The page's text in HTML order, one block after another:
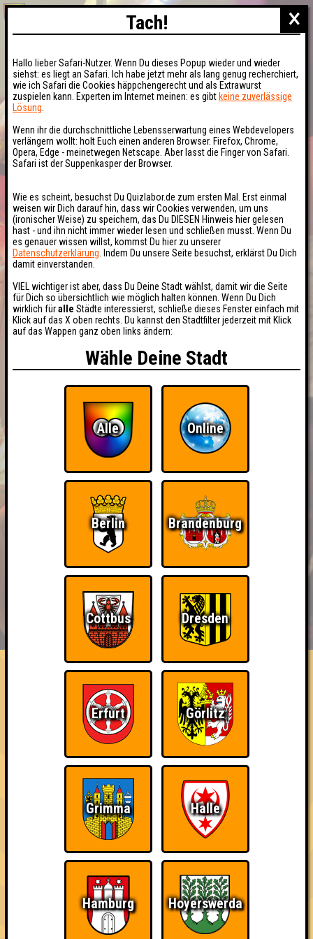
HIGHSCORE RESERVIERUNG
FAQ ÜBER UNS
Wir sind ERSTER?!
Belege den 1. Platz, ohne in einer Runde die meisten Punkte belegt
~ Noch nicht erreicht ~
×
Tach!
Hallo lieber Safari-Nutzer. Wenn Du dieses Popup wieder und wieder
siehst: es liegt an Safari. Ich habe jetzt mehr als lang genug recherchiert,
wie ich Safari die Cookies häppchengerecht und als Extrawurst
zuspielen kann. Experten im Internet meinen: es gibt keine zuverlässige
Lösung
Wenn ihr die durchschnittliche Lebensserwartung eines Webdevelopers
verlängern wollt: holt Euch einen anderen Browser. Firefox, Chrome,
Opera, Edge - meinetwegen Netscape. Aber lasst die Finger von Safari.
Safari ist der Suppenkasper der Browser.
Wie es scheint, besuchst Du Quizlabor.de zum ersten Mal. Erst einmal
weisen wir Dich darauf hin, dass wir Cookies verwenden, um uns
(ironischer Weise) zu speichern, das Du DIESEN Hinweis hier gelesen
hast - und ihn nicht immer wieder lesen und schließen musst. Wenn Du
es genauer wissen willst, kommst Du hier zu unserer
Datenschutzerklärung . Indem Du unsere Seite besuchst, erklärst Du Dich
damit einverstanden.
VIEL wichtiger ist aber, dass Du Deine Stadt wählst, damit wir die Seite
für Dich so übersichtlich wie möglich halten können. Wenn Du Dich
wirklich füralle Städte interessierst, schließe dieses Fenster einfach mit
Klick auf das X oben rechts. Du kannst den Stadtfilter jederzeit mit Klick
auf das Wappen ganz oben links ändern:
Wähle Deine Stadt
Alle Online
Berlin Brandenburg
Cottbus Dresden
Erfurt Görlitz
Grimma Halle
Hamburg Hoyerswerda